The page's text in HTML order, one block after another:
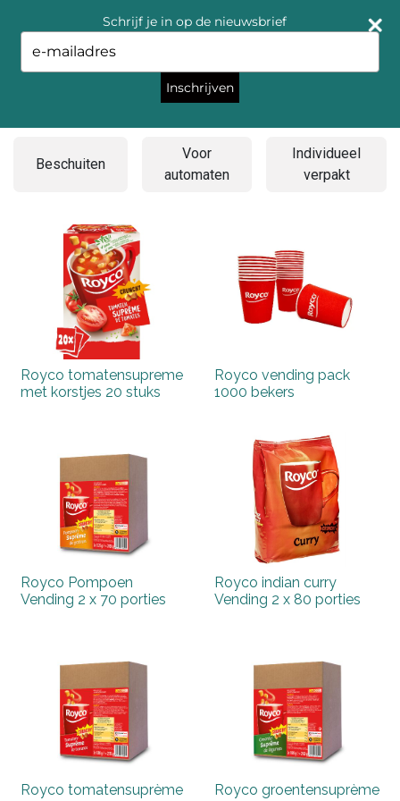
Beschuiten
Voor
automaten
Individueel
verpakt
Royco tomatensupreme
met korstjes 20 stuks
Royco vending pack
1000 bekers
Royco Pompoen
Vending 2 x 70 porties
Royco indian curry
Vending 2 x 80 porties
Royco tomatensuprème
Royco groentensuprème
Schrijf je in op de nieuwsbrief
your
email
Inschrijven